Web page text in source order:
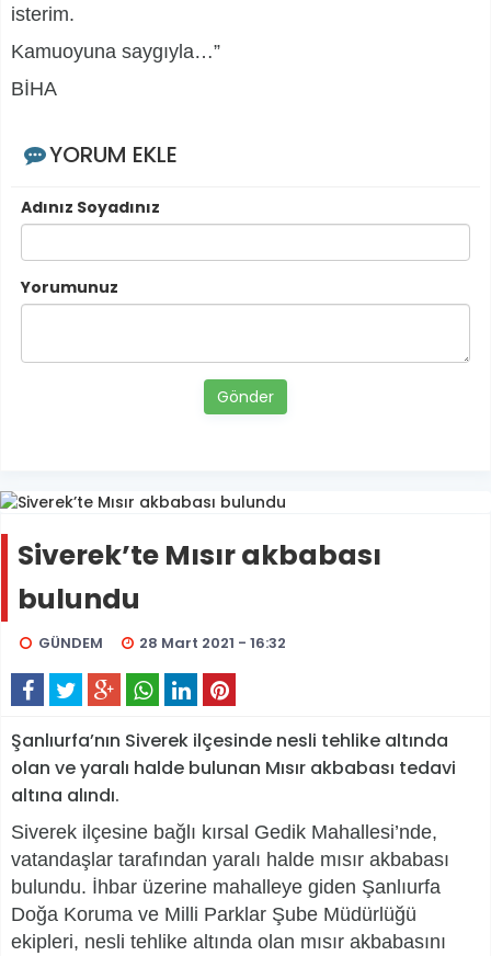
isterim.
Kamuoyuna saygıyla…”
BİHA
YORUM EKLE
Adınız Soyadınız
Yorumunuz
Gönder
Siverek’te Mısır akbabası
bulundu
GÜNDEM 28 Mart 2021 - 16:32
Şanlıurfa’nın Siverek ilçesinde nesli tehlike altında
olan ve yaralı halde bulunan Mısır akbabası tedavi
altına alındı.
Siverek ilçesine bağlı kırsal Gedik Mahallesi’nde,
vatandaşlar tarafından yaralı halde mısır akbabası
bulundu. İhbar üzerine mahalleye giden Şanlıurfa
Doğa Koruma ve Milli Parklar Şube Müdürlüğü
ekipleri, nesli tehlike altında olan mısır akbabasını